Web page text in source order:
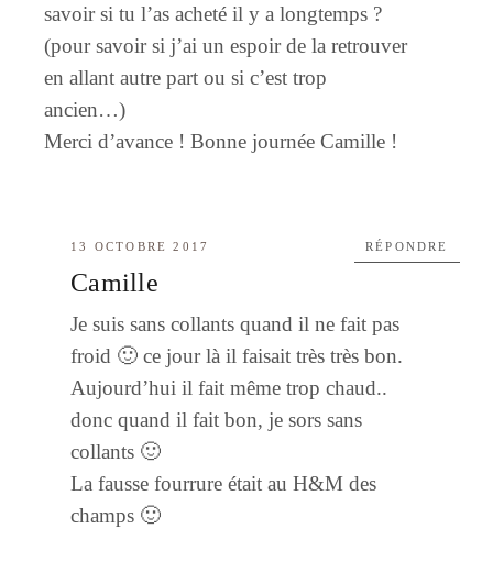
savoir si tu l’as acheté il y a longtemps ?
(pour savoir si j’ai un espoir de la retrouver
en allant autre part ou si c’est trop
ancien…)
Merci d’avance ! Bonne journée Camille !
13 OCTOBRE 2017
Camille
Je suis sans collants quand il ne fait pas
froid 🙂 ce jour là il faisait très très bon.
Aujourd’hui il fait même trop chaud..
donc quand il fait bon, je sors sans
collants 🙂
La fausse fourrure était au H&M des
champs 🙂
RÉPONDRE